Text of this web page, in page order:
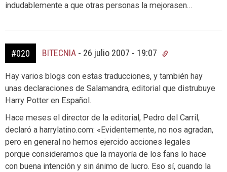
indudablemente a que otras personas la mejorasen…
#020 BITECNIA - 26 julio 2007 - 19:07
Hay varios blogs con estas traducciones, y también hay
unas declaraciones de Salamandra, editorial que distrubuye
Harry Potter en Español.
Hace meses el director de la editorial, Pedro del Carril,
declaró a harrylatino.com: «Evidentemente, no nos agradan,
pero en general no hemos ejercido acciones legales
porque consideramos que la mayoría de los fans lo hace
con buena intención y sin ánimo de lucro. Eso sí, cuando la